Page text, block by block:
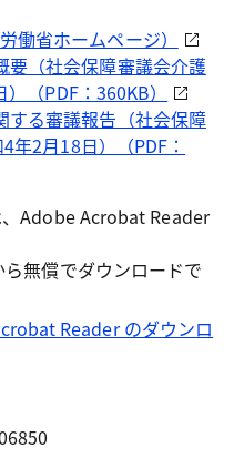
働省ホームページ）
要（社会保障審議会介護
（PDF：360KB）
する審議報告（社会保障
年2月18日）（PDF：
Adobe Acrobat Reader
無償でダウンロードで
Reader のダウンロ